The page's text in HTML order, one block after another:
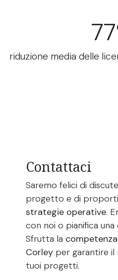
riduzione media delle
Contattaci
Saremo felici di
progetto e di
strategie operative.
con noi o pianifica una
Sfrutta la
Corley per garantire il
tuoi progetti.